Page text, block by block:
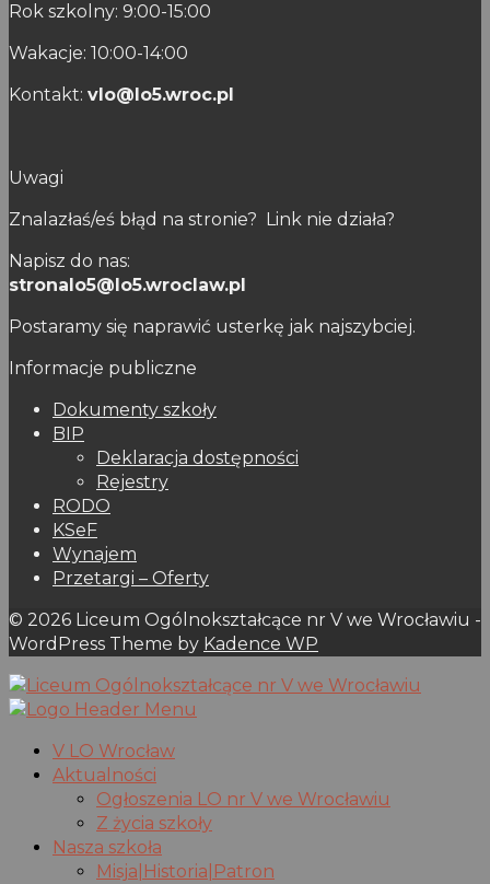
Rok szkolny: 9:00-15:00
Wakacje: 10:00-14:00
Kontakt: vlo@lo5.wroc.pl
Uwagi
Znalazłaś/eś błąd na stronie? Link nie działa?
Napisz do nas:
stronalo5@lo5.wroclaw.pl
Postaramy się naprawić usterkę jak najszybciej.
Informacje publiczne
Dokumenty szkoły
BIP
Deklaracja dostępności
Rejestry
RODO
KSeF
Wynajem
Przetargi – Oferty
© 2026 Liceum Ogólnokształcące nr V we Wrocławiu -
WordPress Theme by Kadence WP
V LO Wrocław
Aktualności
Ogłoszenia LO nr V we Wrocławiu
Z życia szkoły
Nasza szkoła
Misja|Historia|Patron